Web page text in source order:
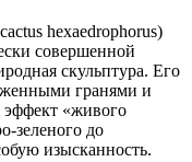
hexaedrophorus)
совершенной
скульптура. Его
гранями и
«живого
зеленого до
изысканность.